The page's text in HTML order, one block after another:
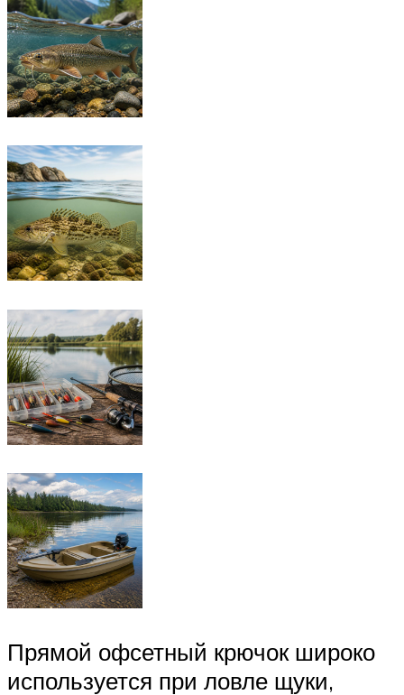
Прямой офсетный крючок широко
используется при ловле щуки,